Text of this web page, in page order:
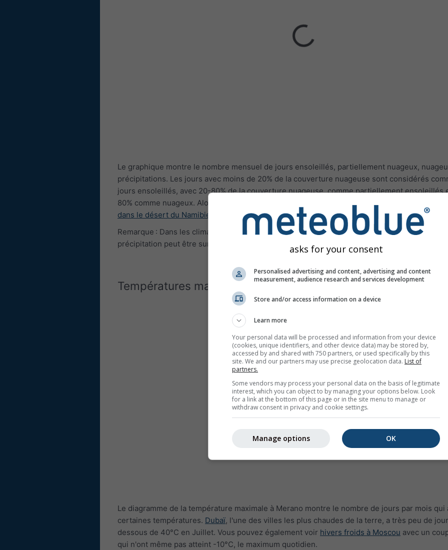
Le graphique montre le nombre mensuel de jours ensoleillés, partiellement nuageux,
précipitations. Les jours avec moins de 20% de la couverture nuageuse sont considérés
jours ensoleillés, avec 20-80% de la couverture nuageuse, comme partiellement ensoleillés
80% comme nuageux. Alors que
dans le désert du Namibie
est l'un des lieux de la planète avec le plus de soleil.
Remarque : Dans les climats tropicaux comme l'Indonésie et la Malaisie, le nombre de jours de
précipitation peut être surestimé par un facteur allant jusqu'à 2.
Températures maximales
Le diagramme de la température maximale à Merano montre le nombre de jours par mois
certaines températures. Dubaï, l'une des villes les plus chaudes de la terre, a très peu de
dessous de 40°C en Juillet. Vous pouvez également voir hivers froids à Moscou avec un
qui n'ont même pas atteint -10°C, le maximum quotidien.
asks for your consent
Personalised advertising and content, advertising and content
measurement, audience research and services development
Store and/or access information on a device
Learn more
Your personal data will be processed and information from your device
(cookies, unique identifiers, and other device data) may be stored by,
accessed by and shared with 750 partners, or used specifically by this
site. We and our partners may use precise geolocation data. List of
partners.
Some vendors may process your personal data on the basis of legitimate
interest, which you can object to by managing your options below. Look
for a link at the bottom of this page or in the site menu to manage or
withdraw consent in privacy and cookie settings.
OK
Manage options